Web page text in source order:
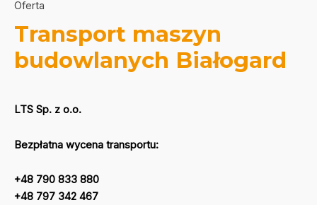
Oferta
Transport maszyn
budowlanych Białogard
LTS Sp. z o.o.
Bezpłatna wycena transportu:
+48 790 833 880
+48 797 342 467